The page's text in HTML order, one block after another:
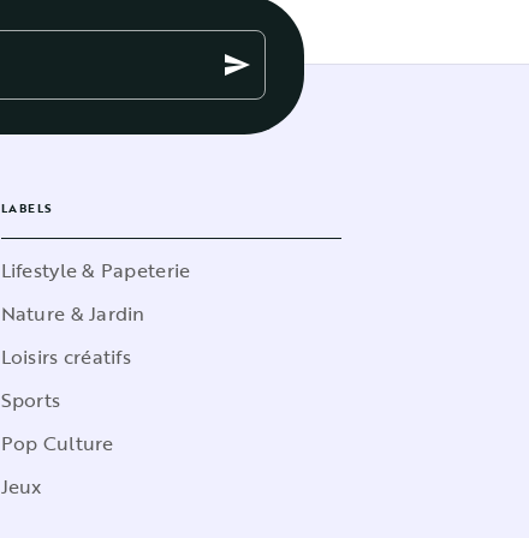
send
LABELS
Lifestyle & Papeterie
Nature & Jardin
Loisirs créatifs
Sports
Pop Culture
Jeux